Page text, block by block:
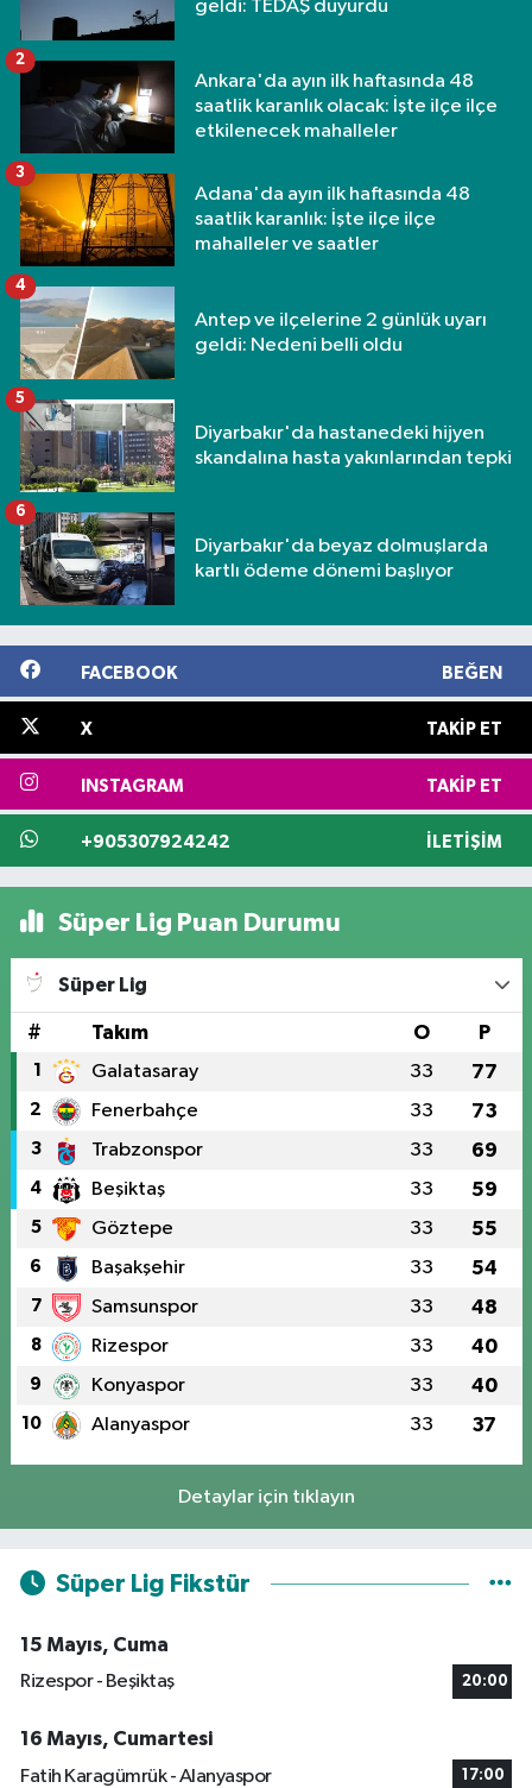
geldi: TEDAŞ duyurdu
Ankara'da ayın ilk haftasında 48
saatlik karanlık olacak: İşte ilçe ilçe
etkilenecek mahalleler
2
Adana'da ayın ilk haftasında 48
saatlik karanlık: İşte ilçe ilçe
mahalleler ve saatler
3
Antep ve ilçelerine 2 günlük uyarı
geldi: Nedeni belli oldu
4
Diyarbakır'da hastanedeki hijyen
skandalına hasta yakınlarından tepki
5
Diyarbakır'da beyaz dolmuşlarda
kartlı ödeme dönemi başlıyor
6
FACEBOOK BEĞEN
X TAKIP ET
INSTAGRAM TAKIP ET
+905307924242 İLETIŞIM
Süper Lig Puan Durumu
Süper Lig
# Takım O P
1 Galatasaray 33 77
2 Fenerbahçe 33 73
3 Trabzonspor 33 69
4 Beşiktaş 33 59
5 Göztepe 33 55
6 Başakşehir 33 54
7 Samsunspor 33 48
8 Rizespor 33 40
9 Konyaspor 33 40
10 Alanyaspor 33 37
Detaylar için tıklayın
Süper Lig Fikstür
15 Mayıs, Cuma
Rizespor - Beşiktaş
20:00
16 Mayıs, Cumartesi
Fatih Karagümrük - Alanyaspor
17:00